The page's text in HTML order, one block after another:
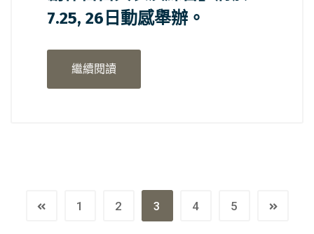
7.25, 26日動感舉辦。
繼續閱讀
1 2 3 4 5